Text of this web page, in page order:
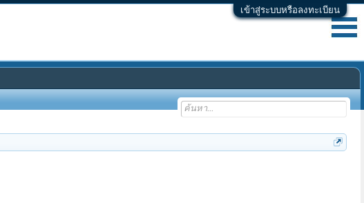
เข้าสู่ระบบหรือลงทะเบียน